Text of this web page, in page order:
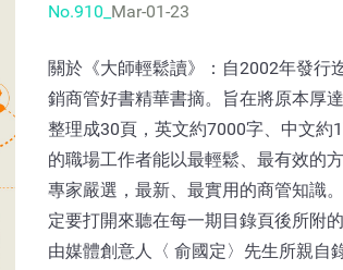
No.910_ Mar-01-23
關於《大師輕鬆讀》：自2002年發行
銷商管好書精華書摘。旨在將原本厚
整理成30頁，英文約7000字、中文約
的職場工作者能以最輕鬆、最有效的
專家嚴選，最新、最實用的商管知識
定要打開來聽在每一期目錄頁後所附
由媒體創意人〈 俞國定〉先生所親自